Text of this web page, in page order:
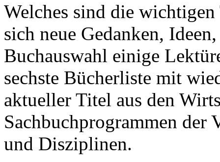
Welches sind die
sich neue Gedanken,
Buchauswahl einige
sechste Bücherliste mit
aktueller Titel aus den
Sachbuchprogrammen der
und Disziplinen.